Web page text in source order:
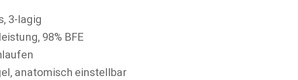
3-lagig
98% BFE
anatomisch einstellbar